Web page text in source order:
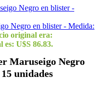
Negro en blister - Medida:
original era:
es: U$S 86.83.
Maruseigo Negro
unidades